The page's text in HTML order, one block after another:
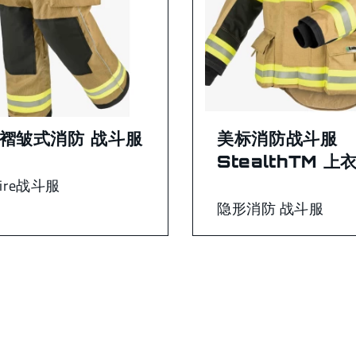
战斗服
皱式消防 战斗服
隐形消防 战斗服
美标消防战斗服
StealthTM 上